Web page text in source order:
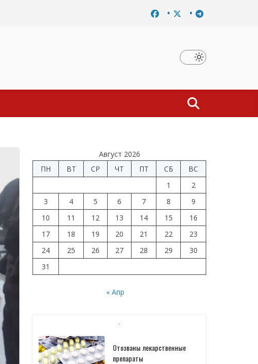
Завершено расследование дела о материальной
Август 2026
ПН
ВТ СР ЧТ ПТ СБ
ВС
1
2
3
4 5 6 7 8
9
10
11 12 13 14 15
16
17
18 19 20 21 22
23
24
25 26 27 28 29
30
31
« Апр
Отозваны лекарственные
препараты